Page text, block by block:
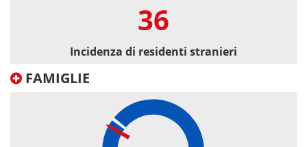
36
Incidenza di residenti stranieri
FAMIGLIE